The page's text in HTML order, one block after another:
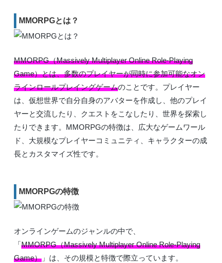
MMORPGとは？
MMORPG（Massively Multiplayer Online Role-Playing
Game）とは、多数のプレイヤーが同時に参加可能なオン
ラインロールプレイングゲームのことです。プレイヤー
は、仮想世界で自分自身のアバターを作成し、他のプレイ
ヤーと交流したり、クエストをこなしたり、世界を探索し
たりできます。MMORPGの特徴は、広大なゲームワール
ド、大規模なプレイヤーコミュニティ、キャラクターの成
長とカスタマイズ性です。
MMORPGの特徴
オンラインゲームのジャンルの中で、
「MMORPG（Massively Multiplayer Online Role-Playing
Game） 」は、その規模と特徴で際立っています。